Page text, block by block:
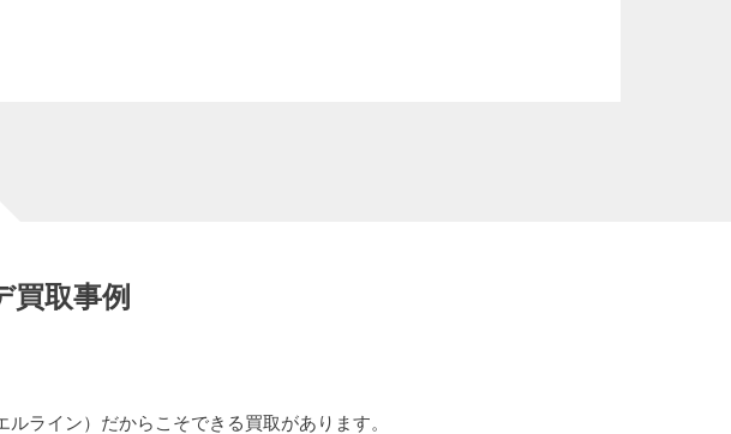
買取事例
ライン）だからこそできる買取があります。